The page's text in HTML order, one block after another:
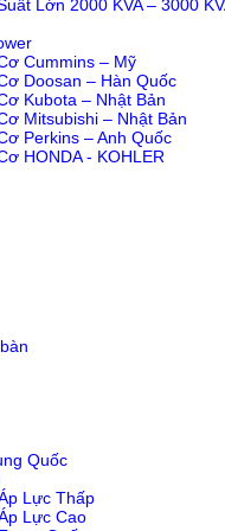
Lớn 2000 KVA – 3000
Cummins – Mỹ
Doosan – Hàn Quốc
Kubota – Nhật Bản
Mitsubishi – Nhật Bản
Perkins – Anh Quốc
HONDA - KOHLER
Quốc
Lực Thấp
Lực Cao